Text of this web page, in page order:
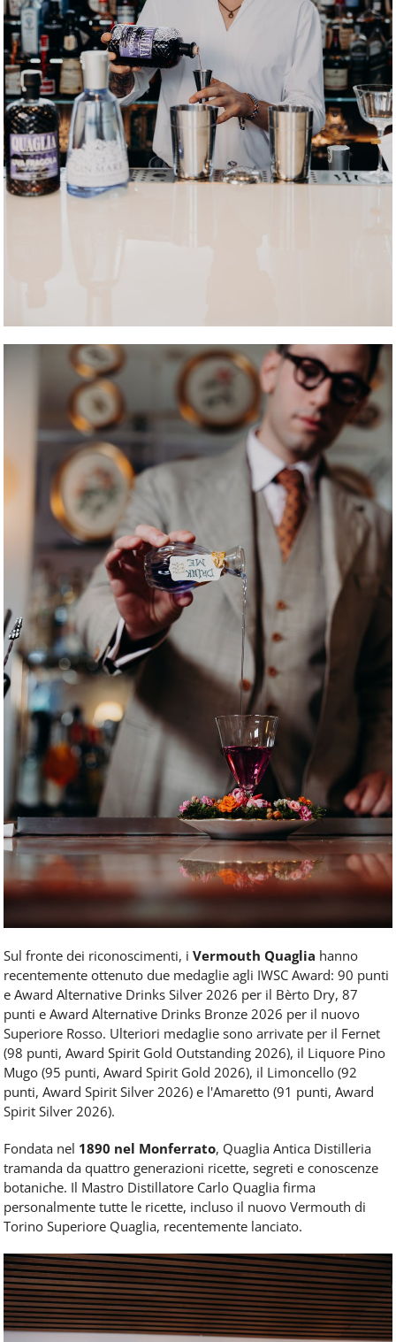
Sul fronte dei riconoscimenti, i Vermouth Quaglia hanno
recentemente ottenuto due medaglie agli IWSC Award: 90 punti
e Award Alternative Drinks Silver 2026 per il Bèrto Dry, 87
punti e Award Alternative Drinks Bronze 2026 per il nuovo
Superiore Rosso. Ulteriori medaglie sono arrivate per il Fernet
(98 punti, Award Spirit Gold Outstanding 2026), il Liquore Pino
Mugo (95 punti, Award Spirit Gold 2026), il Limoncello (92
punti, Award Spirit Silver 2026) e l'Amaretto (91 punti, Award
Spirit Silver 2026).
Fondata nel 1890 nel Monferrato, Quaglia Antica Distilleria
tramanda da quattro generazioni ricette, segreti e conoscenze
botaniche. Il Mastro Distillatore Carlo Quaglia firma
personalmente tutte le ricette, incluso il nuovo Vermouth di
Torino Superiore Quaglia, recentemente lanciato.